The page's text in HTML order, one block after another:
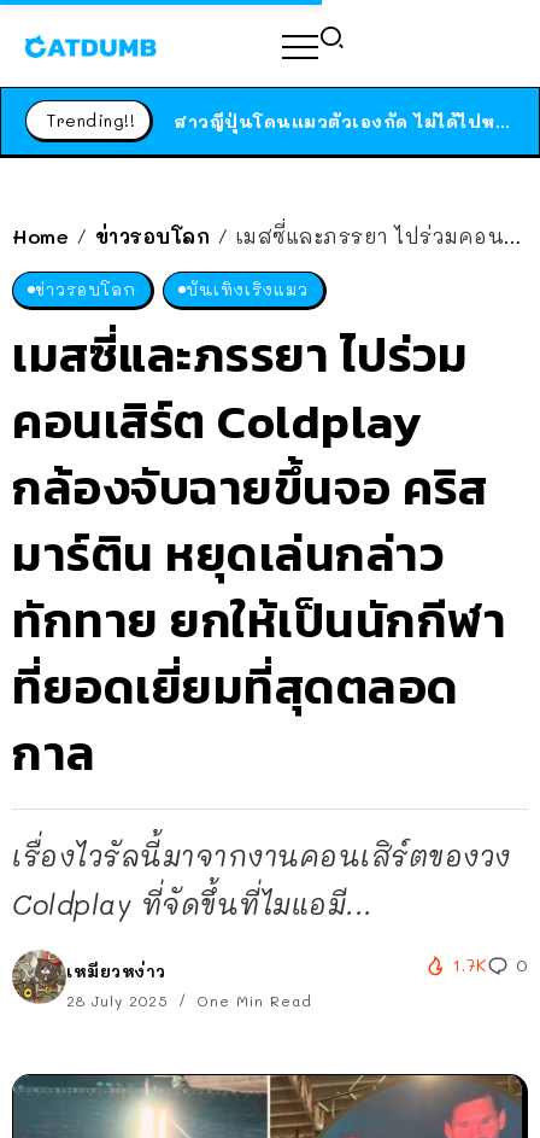
Trending!! ได้เวลาเด็กหนวดรวมตัว RF Online Next เปิดให้เล่นแล้ว เกม Sci-Fi MMORPG ระดับตำนาน เล่นได้ทั้งมือถือและ PC
Home / ข่าวรอบโลก / เมสซี่และภรรยา ไปร่วมคอนเสิร์ต Coldplay กล้องจับฉายขึ้นจอ คริส มาร์ติน หยุดเล่นกล่าวทักทาย ยกให้เป็นนักกีฬาที่ยอดเยี่ยมที่สุดตลอดกาล
ข่าวรอบโลก บันเทิงเริงแมว
เมสซี่และภรรยา ไปร่วม
คอนเสิร์ต Coldplay
กล้องจับฉายขึ้นจอ คริส
มาร์ติน หยุดเล่นกล่าว
ทักทาย ยกให้เป็นนักกีฬา
ที่ยอดเยี่ยมที่สุดตลอด
กาล
เรื่องไวรัลนี้มาจากงานคอนเสิร์ตของวง
Coldplay ที่จัดขึ้นที่ไมแอมี...
เหมียวหง่าว
28 July 2025 One Min Read
1.7K 0